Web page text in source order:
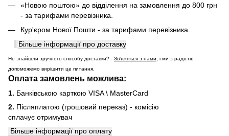
«Новою поштою» до відділення на замовлення до 800 грн
- за тарифами перевізника.
Кур'єром Нової Пошти - за тарифами перевізника.
Більше інформації про доставку
Не знайшли зручного способу доставки? - Зв'яжіться з нами, і ми з радістю
допоможемо вирішити це питання.
Оплата замовлень можлива:
1. Банківською карткою VISA \ MasterCard
2. Післяплатою (грошовий переказ) - комісію
сплачує отримувач
Більше інформації про оплату